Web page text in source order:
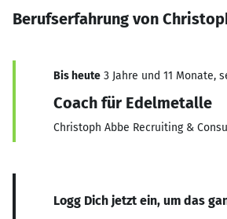
Berufserfahrung von
Bis heute 3 Jahre und 11 Monate,
Coach für Edelmetalle
Christoph Abbe Recruiting &
Logg Dich jetzt ein, um das